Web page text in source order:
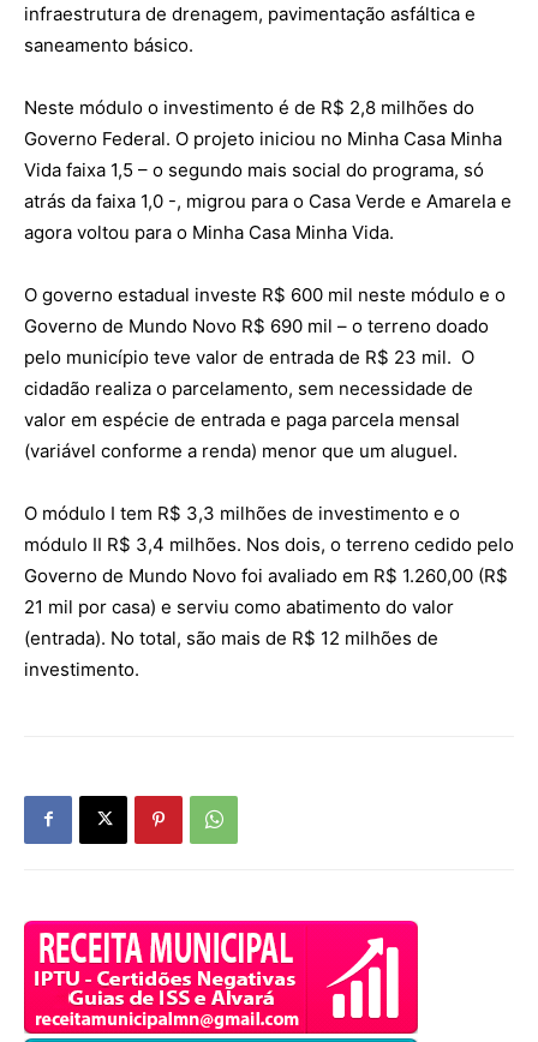
infraestrutura de drenagem, pavimentação asfáltica e
saneamento básico.
Neste módulo o investimento é de R$ 2,8 milhões do
Governo Federal. O projeto iniciou no Minha Casa Minha
Vida faixa 1,5 – o segundo mais social do programa, só
atrás da faixa 1,0 -, migrou para o Casa Verde e Amarela e
agora voltou para o Minha Casa Minha Vida.
O governo estadual investe R$ 600 mil neste módulo e o
Governo de Mundo Novo R$ 690 mil – o terreno doado
pelo município teve valor de entrada de R$ 23 mil. O
cidadão realiza o parcelamento, sem necessidade de
valor em espécie de entrada e paga parcela mensal
(variável conforme a renda) menor que um aluguel.
O módulo I tem R$ 3,3 milhões de investimento e o
módulo II R$ 3,4 milhões. Nos dois, o terreno cedido pelo
Governo de Mundo Novo foi avaliado em R$ 1.260,00 (R$
21 mil por casa) e serviu como abatimento do valor
(entrada). No total, são mais de R$ 12 milhões de
investimento.